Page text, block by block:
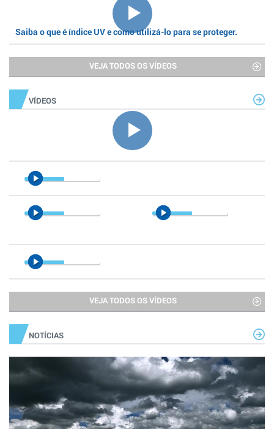
Saiba o que é índice UV e como utilizá-lo para se proteger.
VEJA TODOS OS VÍDEOS
VÍDEOS
VEJA TODOS OS VÍDEOS
NOTÍCIAS